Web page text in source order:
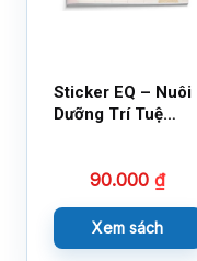
Sticker EQ – Nuôi
Dưỡng Trí Tuệ
Cùng 150 Sticker
90.000₫
Xem sách